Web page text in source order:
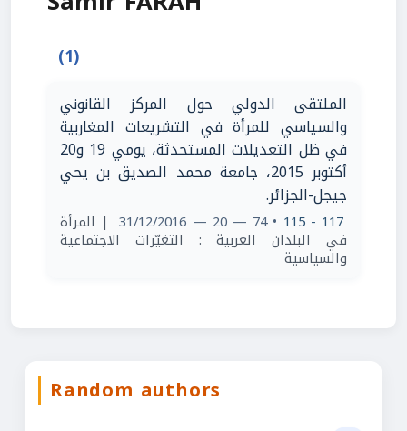
(1)
الملتقى الدولي حول المركز القانوني
والسياسي للمرأة في التشريعات المغاربية
في ظل التعديلات المستحدثة، يومي 19 و20
أكتوبر 2015، جامعة محمد الصديق بن يحي
جيجل-الجزائر.
117 - 115
• 74 — 20 — 31/12/2016 | المرأة
في البلدان العربية : التغيّرات الاجتماعية
والسياسية
Random authors